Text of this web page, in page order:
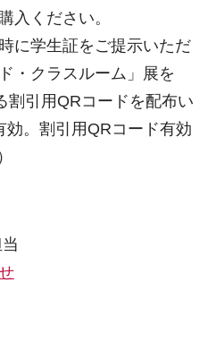
入ください。
に学生証をご提示いただ
・クラスルーム」展を
割引用QRコードを配布い
効。割引用QRコード有効